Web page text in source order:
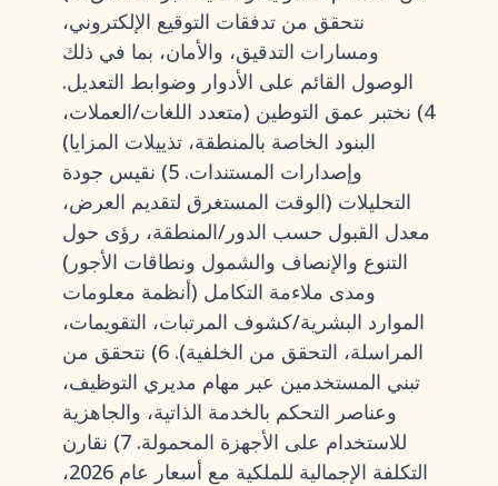
نتحقق من تدفقات التوقيع الإلكتروني،
ومسارات التدقيق، والأمان، بما في ذلك
الوصول القائم على الأدوار وضوابط التعديل.
4) نختبر عمق التوطين (متعدد اللغات/العملات،
البنود الخاصة بالمنطقة، تذييلات المزايا)
وإصدارات المستندات. 5) نقيس جودة
التحليلات (الوقت المستغرق لتقديم العرض،
معدل القبول حسب الدور/المنطقة، رؤى حول
التنوع والإنصاف والشمول ونطاقات الأجور)
ومدى ملاءمة التكامل (أنظمة معلومات
الموارد البشرية/كشوف المرتبات، التقويمات،
المراسلة، التحقق من الخلفية). 6) نتحقق من
تبني المستخدمين عبر مهام مديري التوظيف،
وعناصر التحكم بالخدمة الذاتية، والجاهزية
للاستخدام على الأجهزة المحمولة. 7) نقارن
التكلفة الإجمالية للملكية مع أسعار عام 2026،